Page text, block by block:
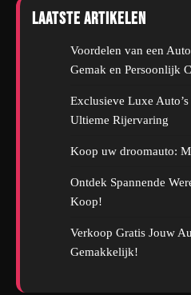
Laatste artikelen
Voordelen van een
Gemak en Persoonlijk
Exclusieve Luxe
Ultieme Rijervaring
Koop uw droomauto:
Ontdek Spannende
Koop!
Verkoop Gratis Jouw
Gemakkelijk!